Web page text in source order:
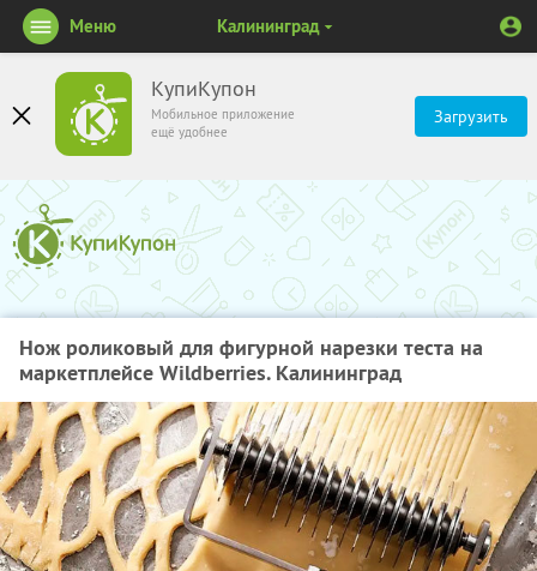
КупиКупон
Мобильное приложение
ещё удобнее
Загрузить
Меню Калининград
Нож роликовый для фигурной нарезки теста на
маркетплейсе Wildberries. Калининград